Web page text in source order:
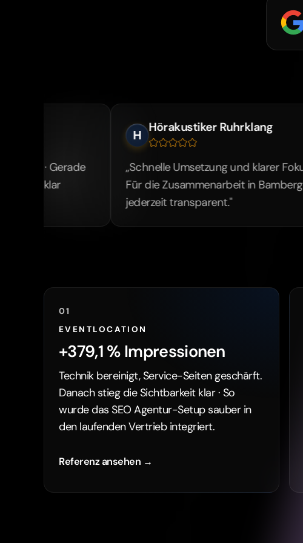
Hörakustiker Ruhrklang
„Schnelle Umsetzung und klarer Fokus auf Ergebnis ·
Für die Zusammenarbeit in Bamberg war der Ablauf
jederzeit transparent."
01
EVENTLOCATION
+379,1 % Impressionen
Technik bereinigt, Service-Seiten geschärft.
Danach stieg die Sichtbarkeit klar · So
wurde das SEO Agentur-Setup sauber in
den laufenden Vertrieb integriert.
Referenz ansehen →